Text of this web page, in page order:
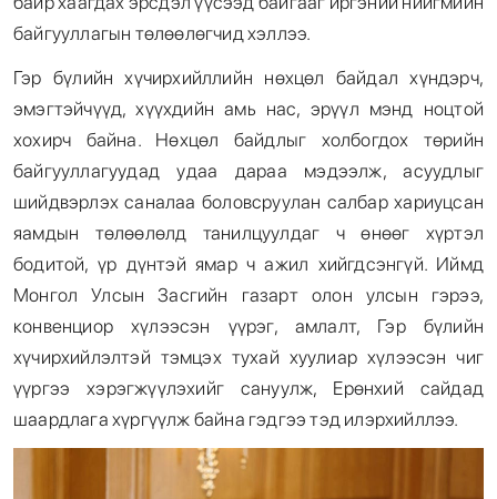
байгууллагын төлөөлөгчид хэллээ.
Гэр бүлийн хүчирхийллийн нөхцөл байдал хүндэрч,
эмэгтэйчүүд, хүүхдийн амь нас, эрүүл мэнд ноцтой
хохирч байна. Нөхцөл байдлыг холбогдох төрийн
байгууллагуудад удаа дараа мэдээлж, асуудлыг
шийдвэрлэх саналаа боловсруулан салбар хариуцсан
яамдын төлөөлөлд танилцуулдаг ч өнөөг хүртэл
бодитой, үр дүнтэй ямар ч ажил хийгдсэнгүй. Иймд
Монгол Улсын Засгийн газарт олон улсын гэрээ,
конвенциор хүлээсэн үүрэг, амлалт, Гэр бүлийн
хүчирхийлэлтэй тэмцэх тухай хуулиар хүлээсэн чиг
үүргээ хэрэгжүүлэхийг сануулж, Ерөнхий сайдад
шаардлага хүргүүлж байна гэдгээ тэд илэрхийллээ.